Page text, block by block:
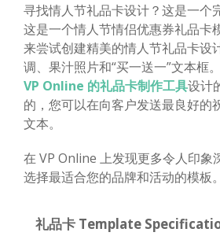
寻找情人节礼品卡设计？这是一个
这是一个情人节情侣优惠券礼品卡
来尝试创建精美的情人节礼品卡设
调、果汁照片和“买一送一”文本框
VP Online 的礼品卡制作工具设计
的，您可以在向客户发送最良好的
文本。
在 VP Online 上发现更多令人印象
选择最适合您的品牌和活动的模板。
礼品卡 Template